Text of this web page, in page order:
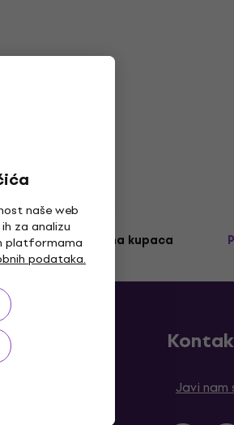
naše web
za analizu
platformama
podataka.
Više od 3 milijuna kupaca
pitanja
Javi nam